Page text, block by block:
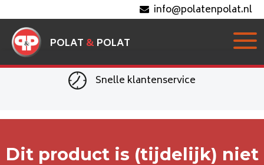
info@polatenpolat.nl
POLAT & POLAT
Snelle klantenservice
Dit product is (tijdelijk) niet